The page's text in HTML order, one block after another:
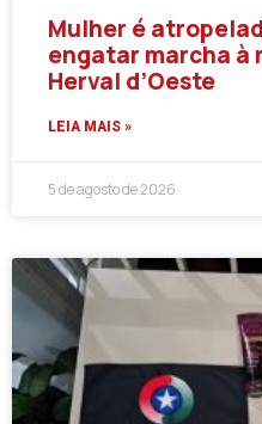
Mulher é
engatar marcha à
Herval d’Oeste
LEIA MAIS »
5 de agosto de 2026